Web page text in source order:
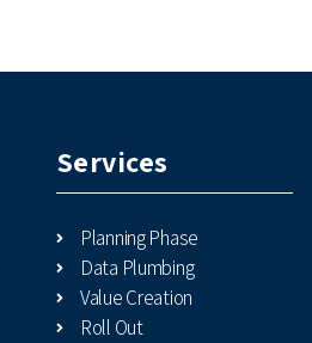
Services
Planning Phase
Data Plumbing
Value Creation
Roll Out